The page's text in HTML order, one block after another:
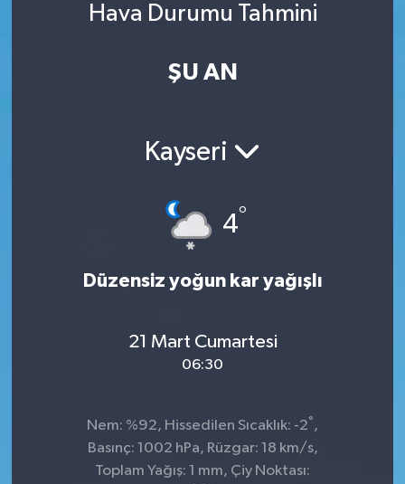
Hava Durumu Tahmini
ŞU AN
Kayseri
4°
Düzensiz yoğun kar yağışlı
21 Mart Cumartesi
06:30
Nem: %92, Hissedilen Sıcaklık: -2°,
Basınç: 1002 hPa, Rüzgar: 18 km/s,
Toplam Yağış: 1 mm, Çiy Noktası: